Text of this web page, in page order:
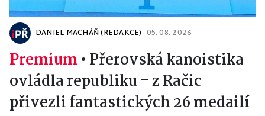
DANIEL MACHÁŇ (REDAKCE) 05. 08. 2026
Premium • Přerovská kanoistika
ovládla republiku - z Račic
přivezli fantastických 26 medailí